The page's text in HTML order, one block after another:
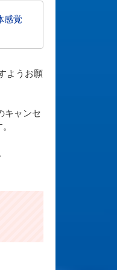
感覚
ようお願
キャンセ